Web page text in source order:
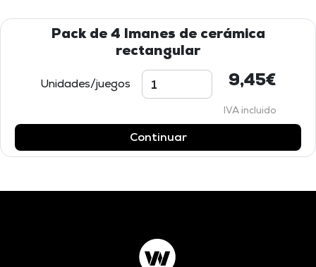
Pack de 4 Imanes de cerámica
rectangular
Unidades/juegos 9,45€
IVA incluido
Continuar